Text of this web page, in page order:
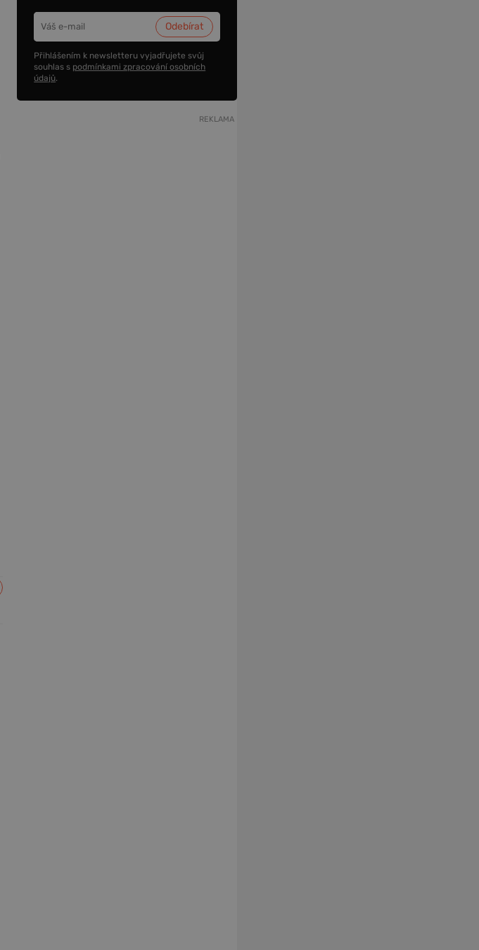
Přihlášením k newsletteru vyjadřujete svůj
souhlas s podmínkami zpracování osobních
údajů.
REKLAMA